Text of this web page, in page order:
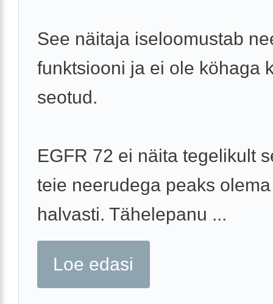
See näitaja iseloomustab
funktsiooni ja ei ole köhaga
seotud.
EGFR 72 ei näita tegelikult
teie neerudega peaks
halvasti. Tähelepanu ...
Loe edasi